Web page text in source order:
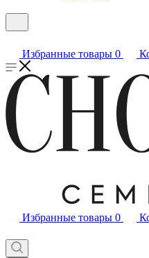
Избранные товары 0
Избранные товары 0